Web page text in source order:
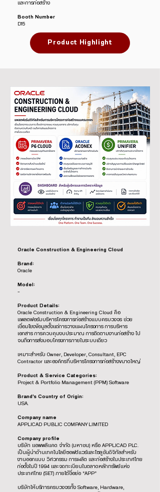
และการก่อสร้าง
Booth Number
D15
Product Highlight
Oracle Construction & Engineering Cloud
Brand:
Oracle
Model:
-
Product Details:
Oracle Construction & Engineering Cloud คือ
แพลตฟอร์มบริหารโครงการก่อสร้างแบบครบวงจร ช่วย
เชื่อมโยงข้อมูลตั้งแต่การวางแผนโครงการ การบริหาร
เอกสาร การควบคุมงบประมาณ การติดตามงานก่อสร้าง ไป
จนถึงการส่งมอบโครงการภายในระบบเดียว
เหมาะสำหรับ Owner, Developer, Consultant, EPC
Contractor และองค์กรที่บริหารโครงการก่อสร้างขนาดใหญ่
Product & Service Categories:
Project & Portfolio Management (PPM) Software
Brand’s Country of Origin:
USA.
Company name
APPLICAD PUBLIC COMPANY LIMITED
Company profile
บริษัท แอพพลิแคด จำกัด (มหาชน) หรือ APPLICAD PLC.
เป็นผู้นำด้านเทคโนโลยีซอฟต์แวร์และโซลูชันดิจิทัลสำหรับ
งานออกแบบ วิศวกรรม การผลิต และก่อสร้างในประเทศไทย
ก่อตั้งในปี 1994 และจดทะเบียนในตลาดหลักทรัพย์แห่ง
ประเทศไทย (SET) ภายใต้ชื่อย่อ “APP”
บริษัทให้บริการครบวงจรทั้ง Software, Hardware,